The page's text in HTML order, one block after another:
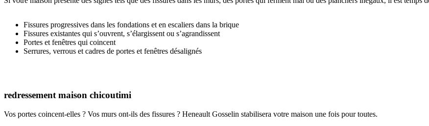
Fissures progressives dans les fondations et en escaliers dans la brique
Fissures existantes qui s’ouvrent, s’élargissent ou s’agrandissent
Portes et fenêtres qui coincent
Serrures, verrous et cadres de portes et fenêtres désalignés
redressement maison chicoutimi
Vos portes coincent-elles ? Vos murs ont-ils des fissures ? Heneault Gosselin stabilisera votre maison une fois pour toutes.